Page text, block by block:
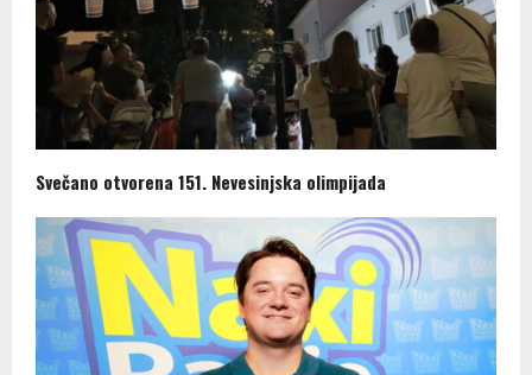
Svečano otvorena 151. Nevesinjska olimpijada